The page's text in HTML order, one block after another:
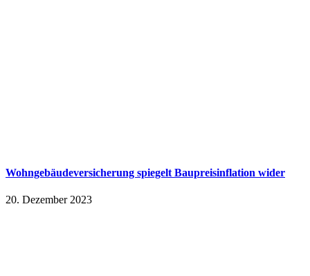
Wohngebäudeversicherung spiegelt Baupreisinflation wider
20. Dezember 2023